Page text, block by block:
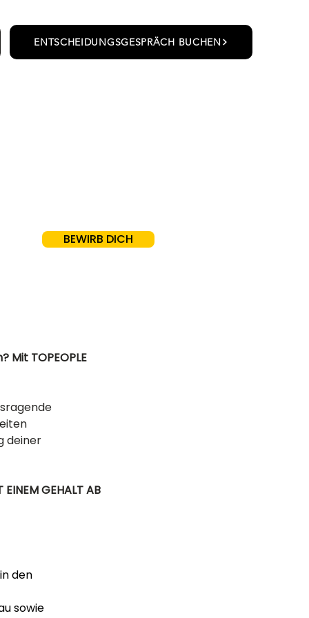
ENTSCHEIDUNGSGESPRÄCH BUCHEN
BEWIRB DICH
TOPEOPLE
deiner
EINEM GEHALT AB
den
sowie